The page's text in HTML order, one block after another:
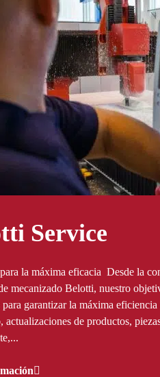
Service
la máxima eficacia Desde la
mecanizado Belotti, nuestro
para garantizar la máxima
actualizaciones de productos,